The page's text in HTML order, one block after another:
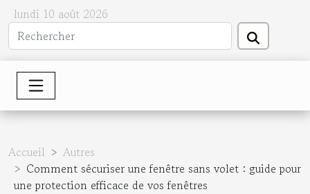
lundi 10 août 2026
Accueil
Autres
Comment sécuriser une fenêtre sans volet : guide pour
une protection efficace de vos fenêtres